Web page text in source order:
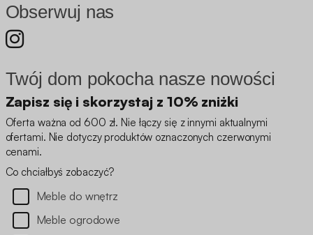
Obserwuj nas
Twój dom pokocha nasze nowości
Zapisz się i skorzystaj z 10% zniżki
Oferta ważna od 600 zł. Nie łączy się z innymi aktualnymi
ofertami. Nie dotyczy produktów oznaczonych czerwonymi
cenami.
Co chciałbyś zobaczyć?
Meble do wnętrz
Meble ogrodowe